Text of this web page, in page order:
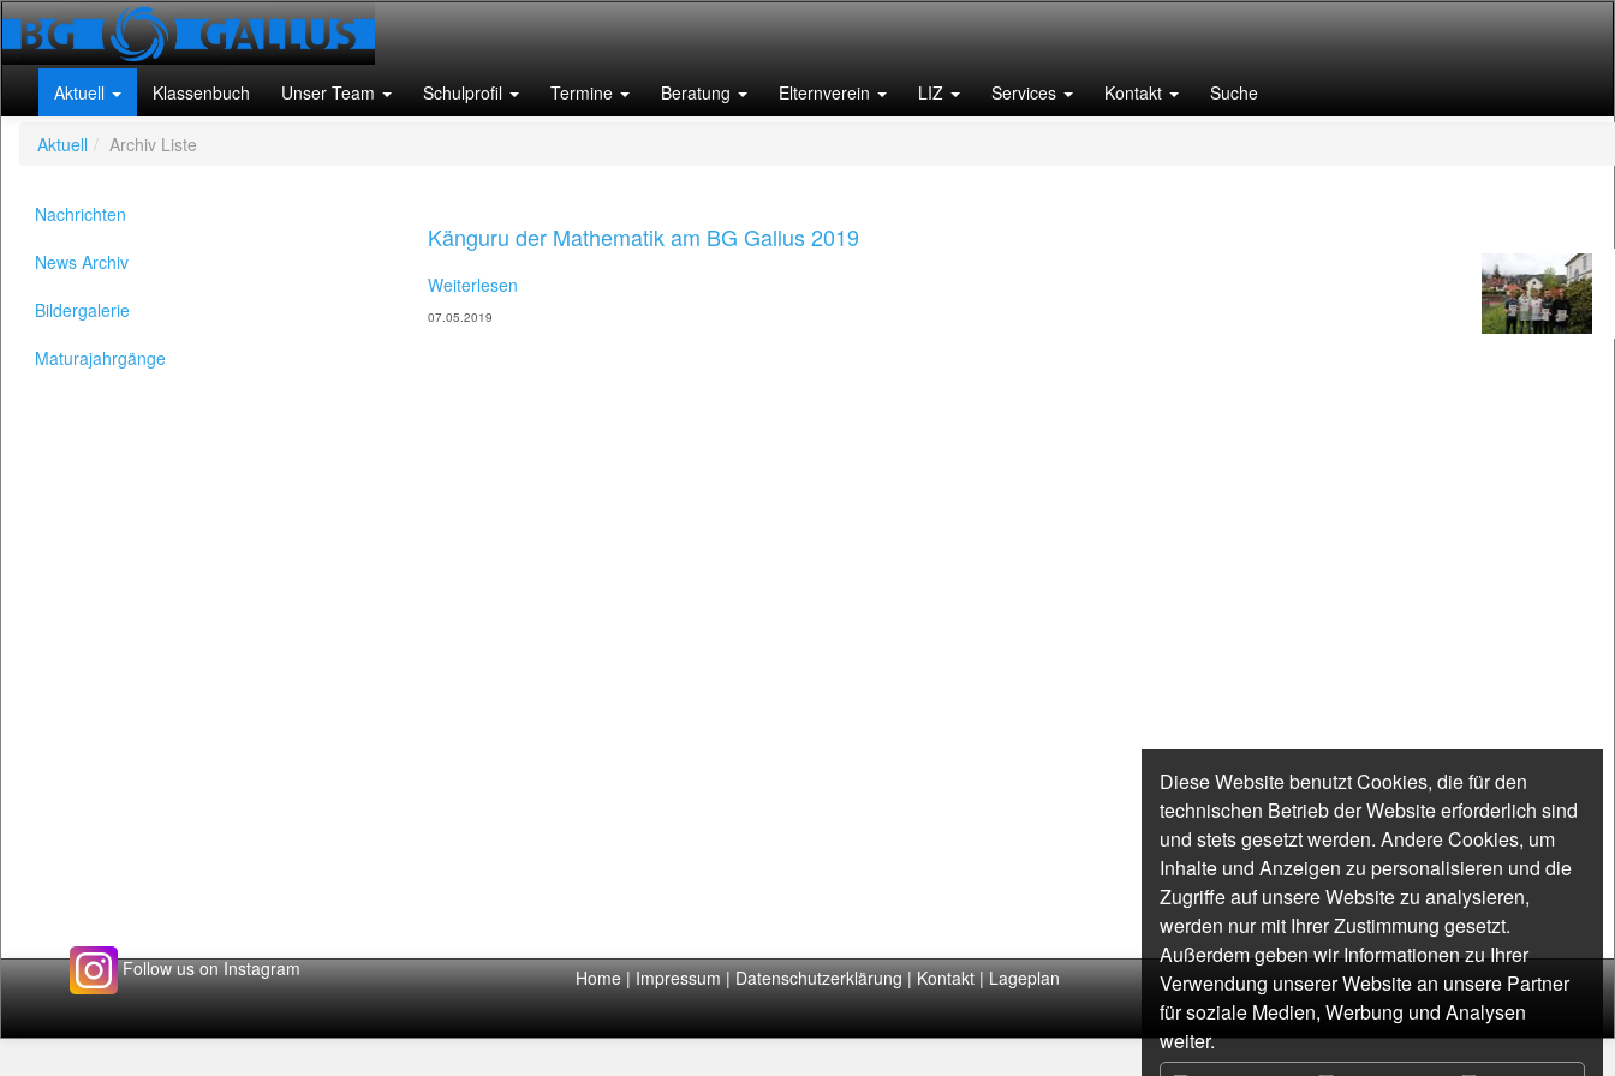
Aktuell Klassenbuch Unser Team Schulprofil Termine Beratung Elternverein LIZ Services Kontakt Suche
Aktuell Archiv Liste
Nachrichten
News Archiv
Bildergalerie
Maturajahrgänge
Känguru der Mathematik am BG Gallus 2019
Weiterlesen
07.05.2019
Follow us on Instagram Home|Impressum|Datenschutzerklärung|Kontakt|Lageplan
Diese Website benutzt Cookies, die für den
technischen Betrieb der Website erforderlich sind
und stets gesetzt werden. Andere Cookies, um
Inhalte und Anzeigen zu personalisieren und die
Zugriffe auf unsere Website zu analysieren,
werden nur mit Ihrer Zustimmung gesetzt.
Außerdem geben wir Informationen zu Ihrer
Verwendung unserer Website an unsere Partner
für soziale Medien, Werbung und Analysen
weiter.